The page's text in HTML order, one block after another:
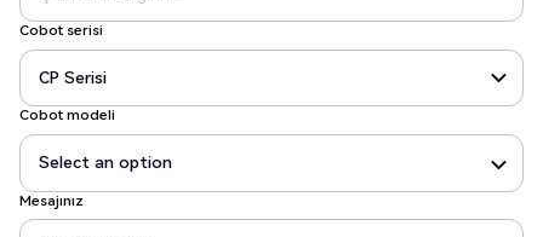
Cobot serisi
Cobot modeli
Mesajınız